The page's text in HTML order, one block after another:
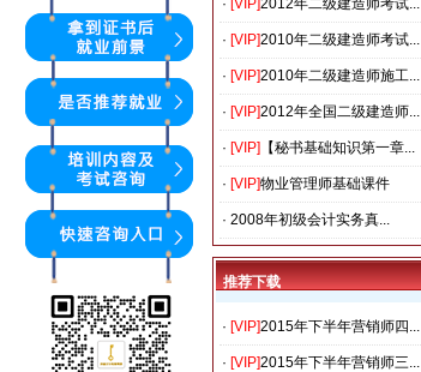
· [VIP]2012年二级建造师考试...
· [VIP]2010年二级建造师考试...
· [VIP]2010年二级建造师施工...
· [VIP]2012年全国二级建造师...
· [VIP] 【秘书基础知识第一章...
· [VIP]物业管理师基础课件
· 2008年初级会计实务真...
推荐下载
· [VIP]2015年下半年营销师四...
· [VIP]2015年下半年营销师三...